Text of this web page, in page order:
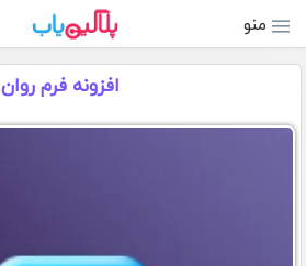
منو
افزونه فرم روان